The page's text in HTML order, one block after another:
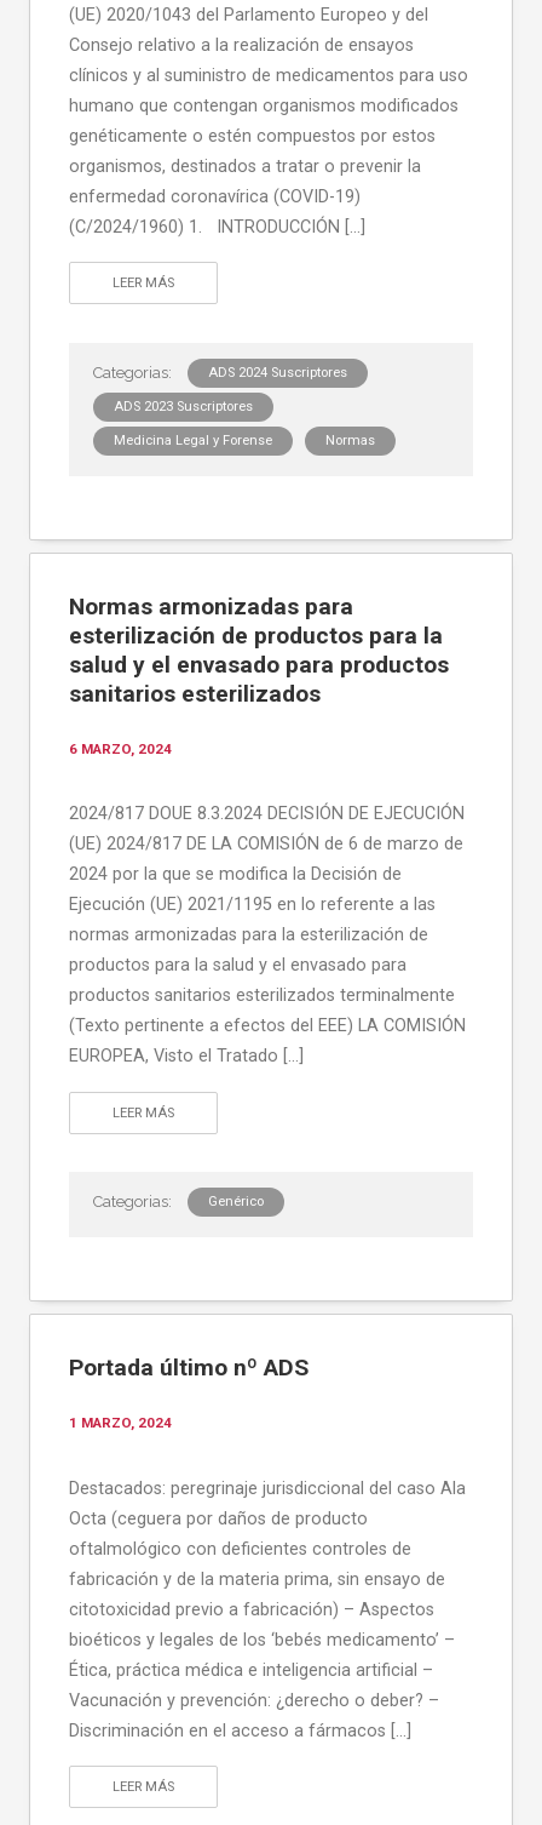
(UE) 2020/1043 del Parlamento Europeo y del
Consejo relativo a la realización de ensayos
clínicos y al suministro de medicamentos para uso
humano que contengan organismos modificados
genéticamente o estén compuestos por estos
organismos, destinados a tratar o prevenir la
enfermedad coronavírica (COVID-19)
(C/2024/1960) 1. INTRODUCCIÓN […]
LEER MÁS
ADS 2024 Suscriptores
ADS 2023 Suscriptores
Medicina Legal y Forense Normas
Normas armonizadas para
esterilización de productos para la
salud y el envasado para productos
sanitarios esterilizados
6 MARZO, 2024
2024/817 DOUE 8.3.2024 DECISIÓN DE EJECUCIÓN
(UE) 2024/817 DE LA COMISIÓN de 6 de marzo de
2024 por la que se modifica la Decisión de
Ejecución (UE) 2021/1195 en lo referente a las
normas armonizadas para la esterilización de
productos para la salud y el envasado para
productos sanitarios esterilizados terminalmente
(Texto pertinente a efectos del EEE) LA COMISIÓN
EUROPEA, Visto el Tratado […]
LEER MÁS
Genérico
Portada último nº ADS
1 MARZO, 2024
Destacados: peregrinaje jurisdiccional del caso Ala
Octa (ceguera por daños de producto
oftalmológico con deficientes controles de
fabricación y de la materia prima, sin ensayo de
citotoxicidad previo a fabricación) – Aspectos
bioéticos y legales de los ‘bebés medicamento’ –
Ética, práctica médica e inteligencia artificial –
Vacunación y prevención: ¿derecho o deber? –
Discriminación en el acceso a fármacos […]
LEER MÁS